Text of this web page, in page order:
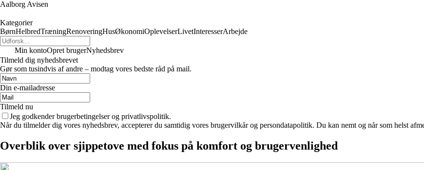
Aalborg Avisen
Kategorier
BørnHelbredTræningRenoveringHusØkonomiOplevelserLivetInteresserArbejde
Min kontoOpret brugerNyhedsbrev
Tilmeld dig nyhedsbrevet
Gør som tusindvis af andre – modtag vores bedste råd på mail.
Din e-mailadresse
Tilmeld nu
Jeg godkender brugerbetingelser og privatlivspolitik.
Når du tilmelder dig vores nyhedsbrev, accepterer du samtidig vores brugervilkår og persondatapolitik. Du kan nemt og når som helst
Overblik over sjippetove med fokus på komfort og brugervenlighed